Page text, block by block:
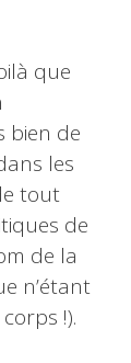
que
bien de
les
tout
de
de la
n’étant
!).